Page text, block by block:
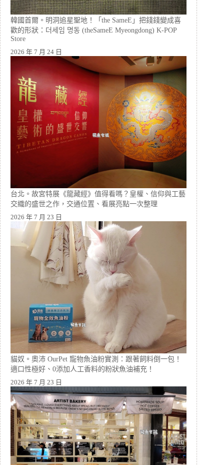
韓國首爾。明洞追星聖地！「the SameE」把錢錢變成喜
歡的形狀：더세임 명동 (theSameE Myeongdong) K-POP
Store
2026 年 7 月 24 日
台北。故宮特展《龍藏經》值得看嗎？皇權、信仰與工藝
交織的盛世之作，交通位置、看展亮點一次整理
2026 年 7 月 23 日
貓奴。奧沛 OurPet 寵物魚油粉實測：跟著飼料倒一包！
適口性極好、0添加人工香料的粉狀魚油補充！
2026 年 7 月 23 日